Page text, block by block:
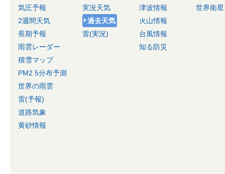
気圧予報
2週間天気
長期予報
雨雲レーダー
積雪マップ
PM2.5分布予測
世界の雨雲
雷(予報)
道路気象
黄砂情報
実況天気
過去天気
雷(実況)
津波情報
火山情報
台風情報
知る防災
世界衛星